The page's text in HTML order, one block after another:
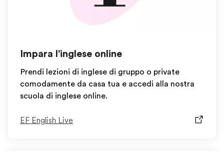
Impara l'inglese online
Prendi lezioni di inglese di gruppo o private
comodamente da casa tua e accedi alla nostra
scuola di inglese online.
EF English Live